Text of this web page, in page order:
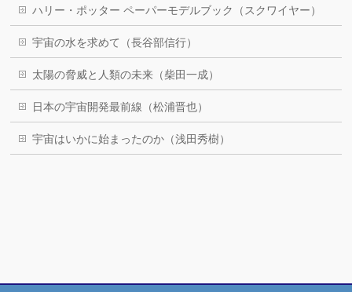
ハリー・ポッター ペーパーモデルブック（スクワイヤー）
宇宙の水を求めて（長谷部信行）
太陽の脅威と人類の未来（柴田一成）
日本の宇宙開発最前線（松浦晋也）
宇宙はいかに始まったのか（浅田秀樹）